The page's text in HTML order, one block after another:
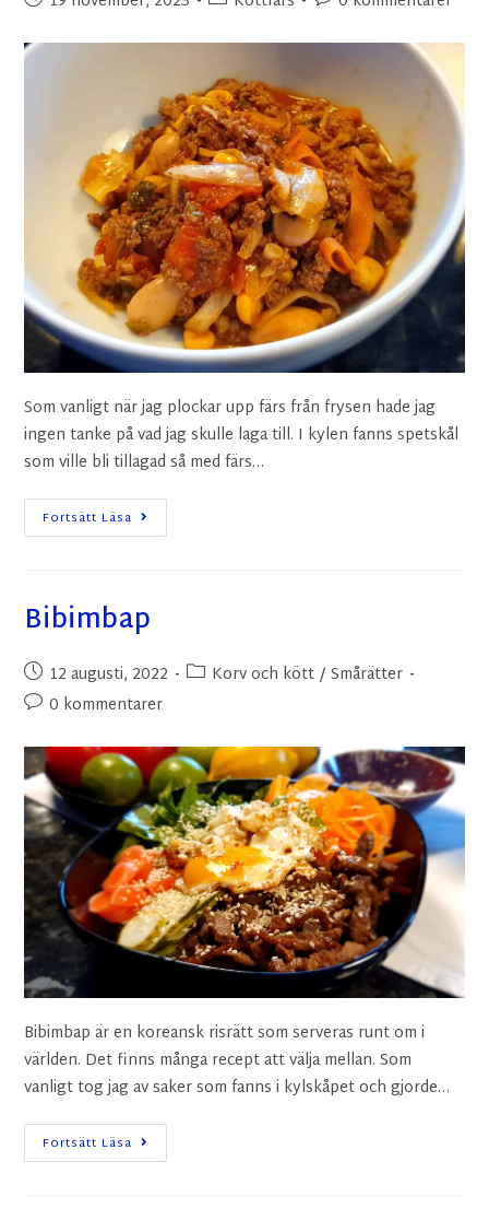
Som vanligt när jag plockar upp färs från frysen hade jag
ingen tanke på vad jag skulle laga till. I kylen fanns spetskål
som ville bli tillagad så med färs…
Fortsätt Läsa
Bibimbap
12 augusti, 2022 Korv och kött / Smårätter
0 kommentarer
Bibimbap är en koreansk risrätt som serveras runt om i
världen. Det finns många recept att välja mellan. Som
vanligt tog jag av saker som fanns i kylskåpet och gjorde…
Fortsätt Läsa